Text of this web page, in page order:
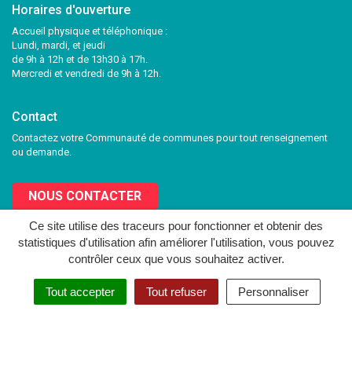
Ce site utilise des traceurs pour fonctionner et obtenir des
statistiques d'utilisation afin améliorer l'utilisation, vous pouvez
contrôler ceux que vous souhaitez activer.
Tout accepter Tout refuser Personnaliser
Horaires d'ouverture
Accueil physique et téléphonique :
Lundi, mardi, et jeudi
de 9h à 12h et de 13h30 à 17h.
Mercredi et vendredi de 9h à 12h.
Contact
Contactez votre Communauté de communes pour tout renseignement
ou demande.
NOUS CONTACTER
Lien
vers
le
compte
Facebook
Lien
vers
le
compte
Twitter
MENTIONS LÉGALES PLAN DU SITE CRÉDITS NOUS CONTACTER